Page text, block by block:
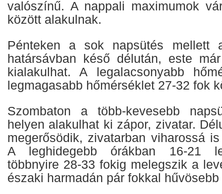
valószínű. A nappali maximumok
között alakulnak.
Pénteken a sok napsütés mellett
határsávban késő délután, este
kialakulhat. A legalacsonyabb
legmagasabb hőmérséklet 27-32 fok
Szombaton a több-kevesebb
helyen alakulhat ki zápor, zivatar.
megerősödik, zivatarban viharossá
A leghidegebb órákban 16-21
többnyire 28-33 fokig melegszik a
északi harmadán pár fokkal